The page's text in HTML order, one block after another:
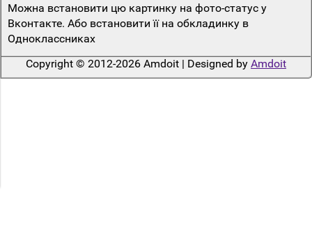
Можна встановити цю картинку на фото-статус у
Вконтакте. Або встановити її на обкладинку в
Одноклассниках
Copyright © 2012-2026 Amdoit | Designed by Amdoit